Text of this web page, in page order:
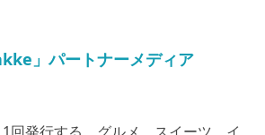
」パートナーメディア